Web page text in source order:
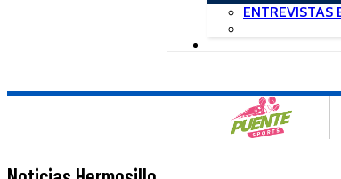
ENTREVISTAS